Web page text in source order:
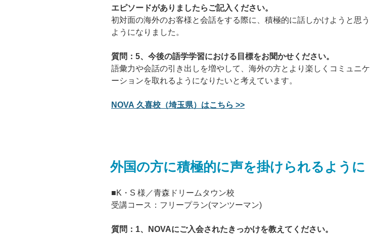
エピソードがありましたらご記入ください。
初対面の海外のお客様と会話をする際に、積極的に話しかけようと思う
ようになりました。
質問：5、今後の語学学習における目標をお聞かせください。
語彙力や会話の引き出しを増やして、海外の方とより楽しくコミュニケ
ーションを取れるようになりたいと考えています。
NOVA 久喜校（埼玉県）はこちら >>
外国の方に積極的に声を掛けられるように
■K・S 様／青森ドリームタウン校
受講コース：フリープラン(マンツーマン)
質問：1、NOVAにご入会されたきっかけを教えてください。